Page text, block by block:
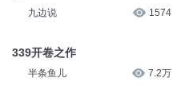
九边说 1574
339开卷之作
半条鱼儿 7.2万